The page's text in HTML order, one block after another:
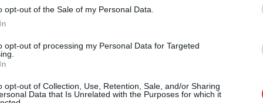
opt-out of the Sale of my Personal Data.
opt-out of processing my Personal Data for Targeted
opt-out of Collection, Use, Retention, Sale, and/or Sharing
Data that Is Unrelated with the Purposes for which it
ar veco auto “dīzelīti” jānokļūst līdz
tagad kalpo kā klasisks mobilitātes punkts
paliek plašajā stāvvietā, bet paši braucēji ar